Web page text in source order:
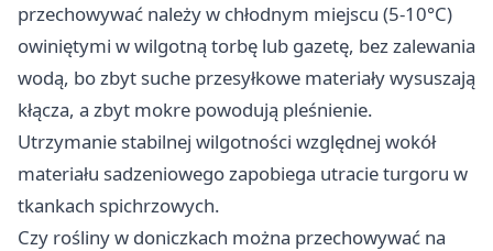
przechowywać należy w chłodnym miejscu (5-10°C)
owiniętymi w wilgotną torbę lub gazetę, bez zalewania
wodą, bo zbyt suche przesyłkowe materiały wysuszają
kłącza, a zbyt mokre powodują pleśnienie.
Utrzymanie stabilnej wilgotności względnej wokół
materiału sadzeniowego zapobiega utracie turgoru w
tkankach spichrzowych.
Czy rośliny w doniczkach można przechowywać na